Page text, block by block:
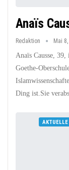
Anaïs
Redaktion Mai
Anaïs Causse,
Goethe-
Ding ist.Sie